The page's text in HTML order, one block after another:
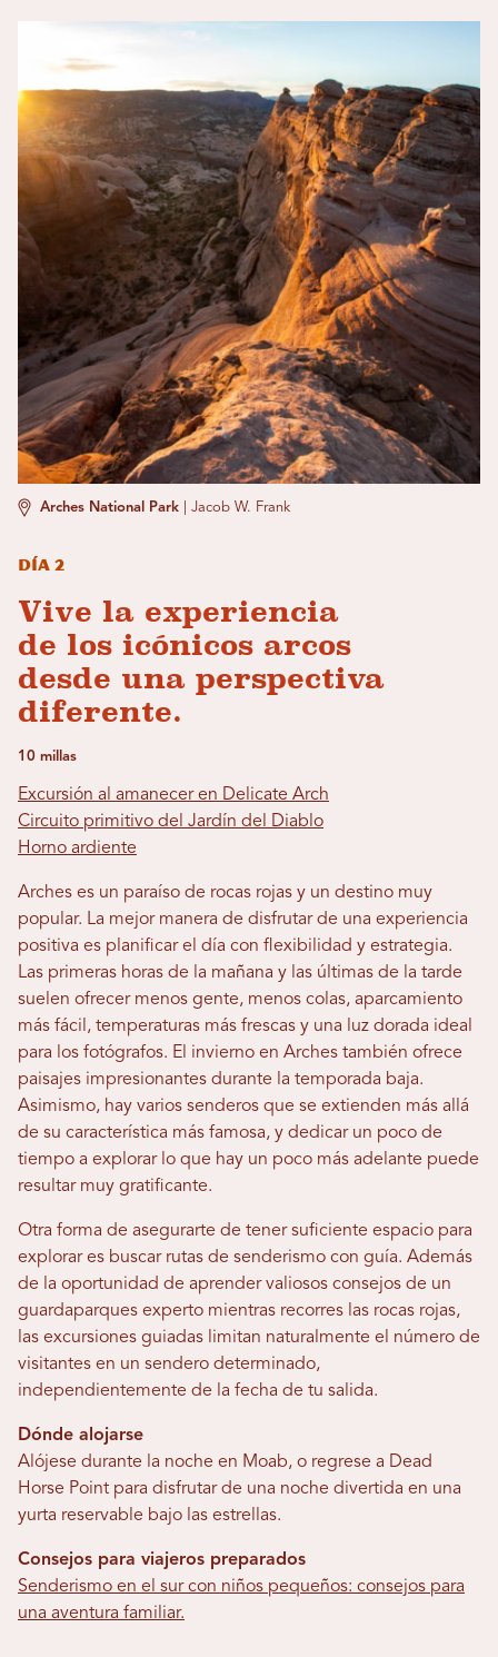
Arches National Park Jacob W. Frank
Día 2
Vive la experiencia
de los icónicos arcos
desde una perspectiva
diferente.
10 millas
Excursión al amanecer en Delicate Arch
Circuito primitivo del Jardín del Diablo
Horno ardiente
Arches es un paraíso de rocas rojas y un destino muy
popular. La mejor manera de disfrutar de una experiencia
positiva es planificar el día con flexibilidad y estrategia.
Las primeras horas de la mañana y las últimas de la tarde
suelen ofrecer menos gente, menos colas, aparcamiento
más fácil, temperaturas más frescas y una luz dorada ideal
para los fotógrafos. El invierno en Arches también ofrece
paisajes impresionantes durante la temporada baja.
Asimismo, hay varios senderos que se extienden más allá
de su característica más famosa, y dedicar un poco de
tiempo a explorar lo que hay un poco más adelante puede
resultar muy gratificante.
Otra forma de asegurarte de tener suficiente espacio para
explorar es buscar rutas de senderismo con guía. Además
de la oportunidad de aprender valiosos consejos de un
guardaparques experto mientras recorres las rocas rojas,
las excursiones guiadas limitan naturalmente el número de
visitantes en un sendero determinado,
independientemente de la fecha de tu salida.
Dónde alojarse
Alójese durante la noche en Moab, o regrese a Dead
Horse Point para disfrutar de una noche divertida en una
yurta reservable bajo las estrellas.
Consejos para viajeros preparados
Senderismo en el sur con niños pequeños: consejos para
una aventura familiar.